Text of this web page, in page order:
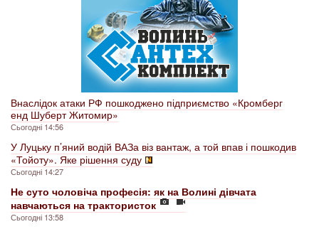
Внаслідок атаки РФ пошкоджено підприємство «Кромберг
енд Шуберт Житомир»
Сьогодні 14:56
У Луцьку п’яний водій ВАЗа віз вантаж, а той впав і пошкодив
«Тойоту». Яке рішення суду
Сьогодні 14:27
Не суто чоловіча професія: як на Волині дівчата
навчаються на трактористок
Сьогодні 13:58